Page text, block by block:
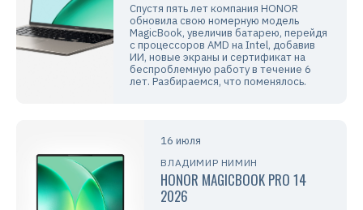
Спустя пять лет компания HONOR
обновила свою номерную модель
MagicBook, увеличив батарею, перейдя
с процессоров AMD на Intel, добавив
ИИ, новые экраны и сертификат на
беспроблемную работу в течение 6
лет. Разбираемся, что поменялось.
16 июля
ВЛАДИМИР НИМИН
HONOR MAGICBOOK PRO 14
2026